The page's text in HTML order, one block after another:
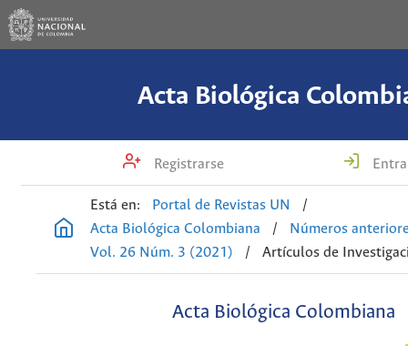
Acta Biológica
Registrarse
Está en: Portal de Revistas UN
/
Acta Biológica Colombiana
/
Números
Vol. 26 Núm. 3 (2021)
/ Artículos de
Acta Biológica Colombiana